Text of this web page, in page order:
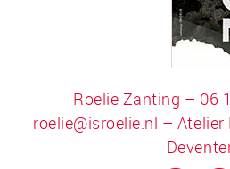
Roelie Zanting – 06
roelie@isroelie.nl – Atelier